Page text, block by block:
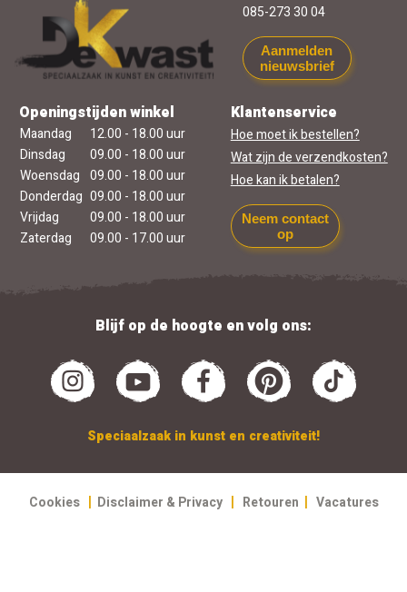
085-273 30 04
Aanmelden
nieuwsbrief
Openingstijden winkel
Maandag
12.00 - 18.00 uur
Dinsdag
09.00 - 18.00 uur
Woensdag 09.00 - 18.00 uur
Donderdag 09.00 - 18.00 uur
Vrijdag
09.00 - 18.00 uur
Zaterdag
09.00 - 17.00 uur
Klantenservice
Hoe moet ik bestellen?
Wat zijn de verzendkosten?
Hoe kan ik betalen?
Neem contact
op
Blijf op de hoogte en volg ons:
Speciaalzaak in kunst en creativiteit!
Cookies | Disclaimer & Privacy | Retouren | Vacatures